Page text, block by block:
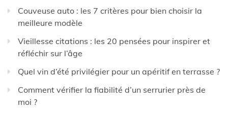
Couveuse auto : les 7 critères pour bien choisir la
meilleure modèle
Vieillesse citations : les 20 pensées pour inspirer et
réfléchir sur l’âge
Quel vin d’été privilégier pour un apéritif en terrasse ?
Comment vérifier la fiabilité d’un serrurier près de
moi ?